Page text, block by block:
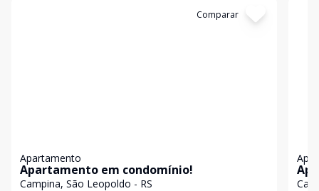
Comparar
Apartamento
Apartamento em condomínio!
Campina, São Leopoldo - RS